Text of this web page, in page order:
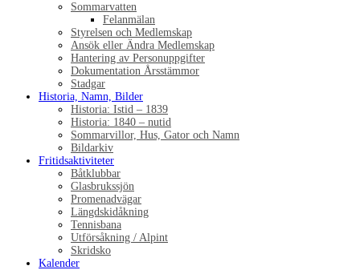
Sommarvatten
Felanmälan
Styrelsen och Medlemskap
Ansök eller Ändra Medlemskap
Hantering av Personuppgifter
Dokumentation Årsstämmor
Stadgar
Historia, Namn, Bilder
Historia: Istid – 1839
Historia: 1840 – nutid
Sommarvillor, Hus, Gator och Namn
Bildarkiv
Fritidsaktiviteter
Båtklubbar
Glasbrukssjön
Promenadvägar
Längdskidåkning
Tennisbana
Utförsåkning / Alpint
Skridsko
Kalender